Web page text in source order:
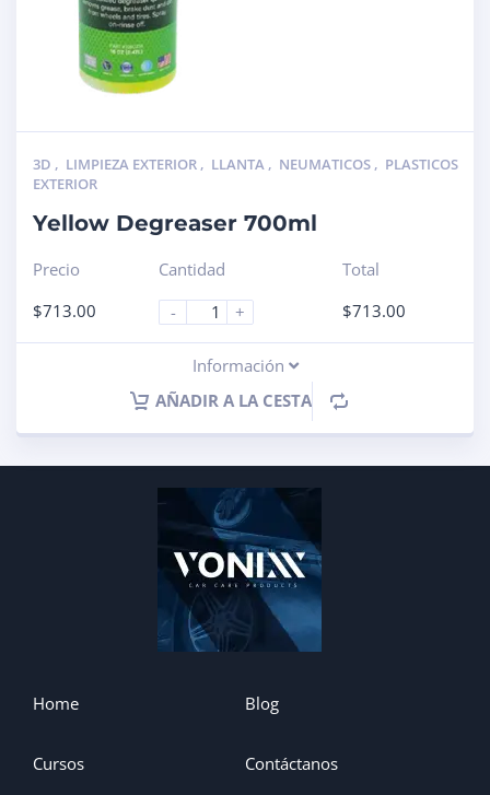
3D , LIMPIEZA EXTERIOR , LLANTA , NEUMATICOS , PLASTICOS
EXTERIOR
Yellow Degreaser 700ml
Precio
$713.00
Cantidad
-
+
Total
$713.00
Información
AÑADIR A LA CESTA
Home Blog
Cursos Contáctanos